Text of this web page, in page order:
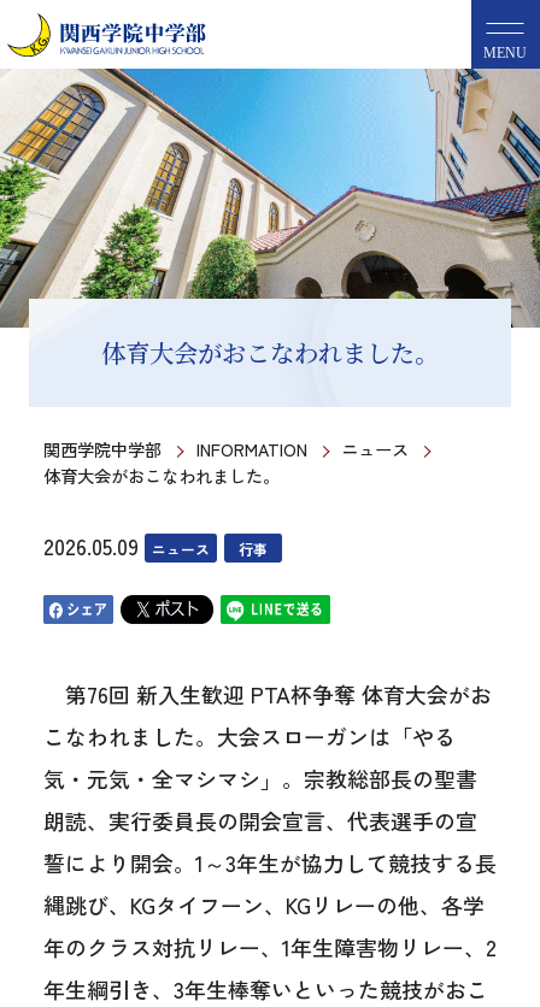
MENU
体育大会がおこなわれました。
関西学院中学部 INFORMATION
ニュース
体育大会がおこなわれました。
2026.05.09 ニュース 行事
第76回 新入生歓迎 PTA杯争奪 体育大会がお
こなわれました。大会スローガンは「やる
気・元気・全マシマシ」。宗教総部長の聖書
朗読、実行委員長の開会宣言、代表選手の宣
誓により開会。1～3年生が協力して競技する長
縄跳び、KGタイフーン、KGリレーの他、各学
年のクラス対抗リレー、1年生障害物リレー、2
年生綱引き、3年生棒奪いといった競技がおこ